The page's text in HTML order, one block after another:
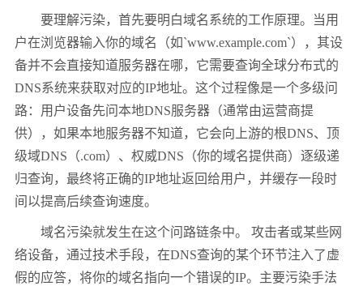
要理解污染，首先要明白域名系统的工作原理。当用
户在浏览器输入你的域名（如`www.example.com`），其设
备并不会直接知道服务器在哪，它需要查询全球分布式的
DNS系统来获取对应的IP地址。这个过程像是一个多级问
路：用户设备先问本地DNS服务器（通常由运营商提
供），如果本地服务器不知道，它会向上游的根DNS、顶
级域DNS （.com）、权威DNS （你的域名提供商）逐级递
归查询，最终将正确的IP地址返回给用户，并缓存一段时
间以提高后续查询速度。
域名污染就发生在这个问路链条中。 攻击者或某些网
络设备，通过技术手段，在DNS查询的某个环节注入了虚
假的应答，将你的域名指向一个错误的IP。主要污染手法